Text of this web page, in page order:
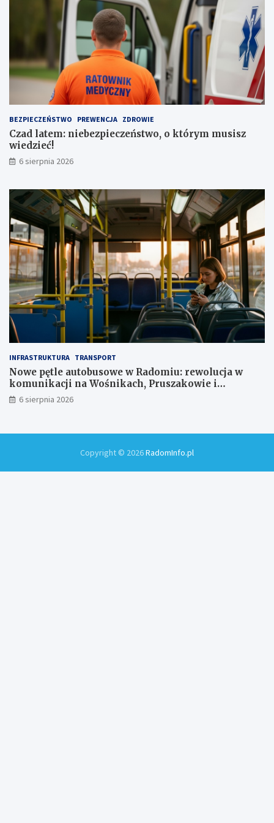
i
a
a
w
e
,
1
m
l
ł
BEZPIECZEŃSTWO PREWENCJA ZDROWIE
Czad latem: niebezpieczeństwo, o którym musisz
wiedzieć!
6 sierpnia 2026
INFRASTRUKTURA TRANSPORT
Nowe pętle autobusowe w Radomiu: rewolucja w
komunikacji na Wośnikach, Pruszakowie i
Zamłyniu
6 sierpnia 2026
Copyright © 2026RadomInfo.pl